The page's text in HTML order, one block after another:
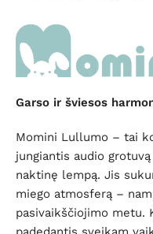
Garso ir šviesos
Momini Lullumo – tai
jungiantis audio
naktinę lempą. Jis
miego atmosferą –
pasivaikščiojimo metu.